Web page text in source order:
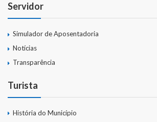
Servidor
Simulador de Aposentadoria
Notícias
Transparência
Turista
História do Município